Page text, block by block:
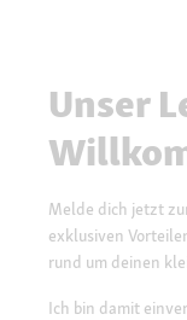
Unser
Melde dich jetzt
exklusiven
rund um deinen
Ich bin damit